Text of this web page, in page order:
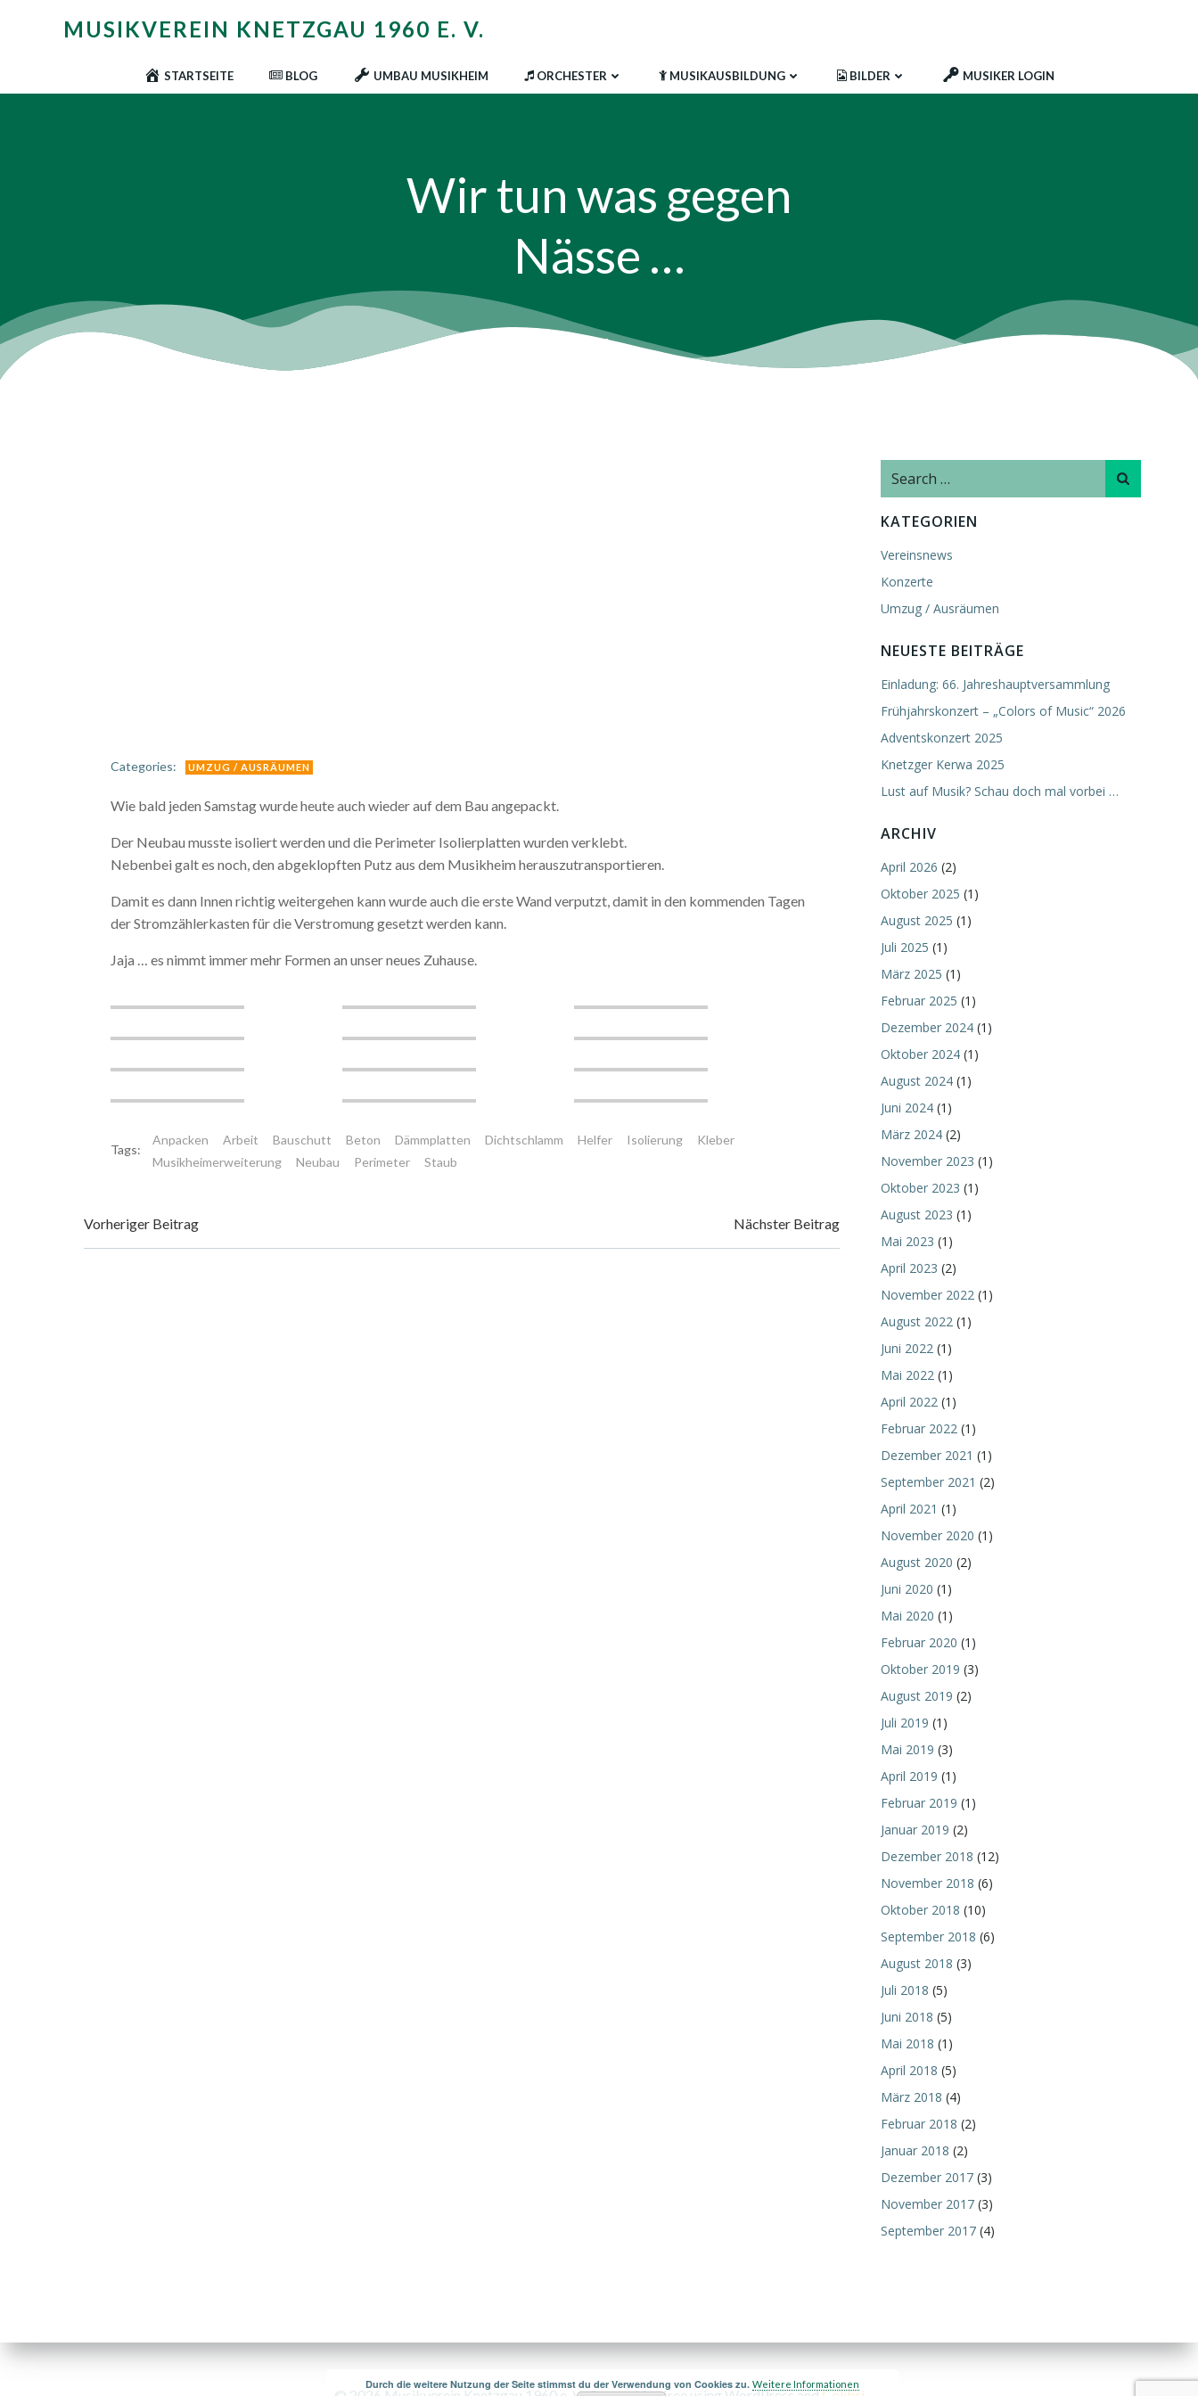
MUSIKVEREIN KNETZGAU 1960 E. V.
STARTSEITE BLOG UMBAU MUSIKHEIM ORCHESTER MUSIKAUSBILDUNG BILDER MUSIKER LOGIN
Wir tun was gegen
Nässe …
Categories: UMZUG / AUSRÄUMEN
Wie bald jeden Samstag wurde heute auch wieder auf dem Bau angepackt.
Der Neubau musste isoliert werden und die Perimeter Isolierplatten wurden verklebt.
Nebenbei galt es noch, den abgeklopften Putz aus dem Musikheim herauszutransportieren.
Damit es dann Innen richtig weitergehen kann wurde auch die erste Wand verputzt, damit in den kommenden Tagen
der Stromzählerkasten für die Verstromung gesetzt werden kann.
Jaja … es nimmt immer mehr Formen an unser neues Zuhause.
Tags:
Anpacken Arbeit Bauschutt Beton Dämmplatten Dichtschlamm Helfer Isolierung
Kleber
Musikheimerweiterung
Neubau Perimeter Staub
Post
Vorheriger Beitrag Nächster Beitrag
Search
KATEGORIEN
Vereinsnews
Konzerte
Umzug / Ausräumen
NEUESTE BEITRÄGE
Einladung: 66. Jahreshauptversammlung
Frühjahrskonzert – „Colors of Music“ 2026
Adventskonzert 2025
Knetzger Kerwa 2025
Lust auf Musik? Schau doch mal vorbei …
ARCHIV
April 2026 (2)
Oktober 2025 (1)
August 2025 (1)
Juli 2025 (1)
März 2025 (1)
Februar 2025 (1)
Dezember 2024 (1)
Oktober 2024 (1)
August 2024 (1)
Juni 2024 (1)
März 2024 (2)
November 2023 (1)
Oktober 2023 (1)
August 2023 (1)
Mai 2023 (1)
April 2023 (2)
November 2022 (1)
August 2022 (1)
Juni 2022 (1)
Mai 2022 (1)
April 2022 (1)
Februar 2022 (1)
Dezember 2021 (1)
September 2021 (2)
April 2021 (1)
November 2020 (1)
August 2020 (2)
Juni 2020 (1)
Mai 2020 (1)
Februar 2020 (1)
Oktober 2019 (3)
August 2019 (2)
Juli 2019 (1)
Mai 2019 (3)
April 2019 (1)
Februar 2019 (1)
Januar 2019 (2)
Dezember 2018 (12)
November 2018 (6)
Oktober 2018 (10)
September 2018 (6)
August 2018 (3)
Juli 2018 (5)
Juni 2018 (5)
Mai 2018 (1)
April 2018 (5)
März 2018 (4)
Februar 2018 (2)
Januar 2018 (2)
Dezember 2017 (3)
November 2017 (3)
September 2017 (4)
Durch die weitere Nutzung der Seite stimmst du der Verwendung von Cookies zu. Weitere Informationen